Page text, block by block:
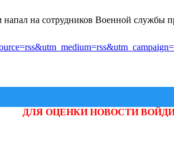
на сотрудников Военной
ДЛЯ ОЦЕНКИ НОВОСТИ